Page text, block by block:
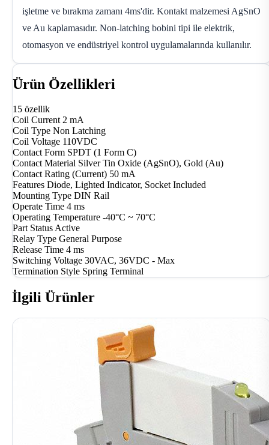
işletme ve bırakma zamanı 4ms'dir. Kontakt malzemesi AgSnO
ve Au kaplamasıdır. Non-latching bobini tipi ile elektrik,
otomasyon ve endüstriyel kontrol uygulamalarında kullanılır.
Ürün Özellikleri
15 özellik
Coil Current 2 mA
Coil Type Non Latching
Coil Voltage 110VDC
Contact Form SPDT (1 Form C)
Contact Material Silver Tin Oxide (AgSnO), Gold (Au)
Contact Rating (Current) 50 mA
Features Diode, Lighted Indicator, Socket Included
Mounting Type DIN Rail
Operate Time 4 ms
Operating Temperature -40°C ~ 70°C
Part StatusActive
Relay Type General Purpose
Release Time 4 ms
Switching Voltage 30VAC, 36VDC - Max
Termination Style Spring Terminal
İlgili Ürünler